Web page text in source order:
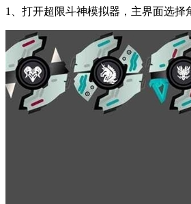
1、打开超限斗神模拟器，主界面选择